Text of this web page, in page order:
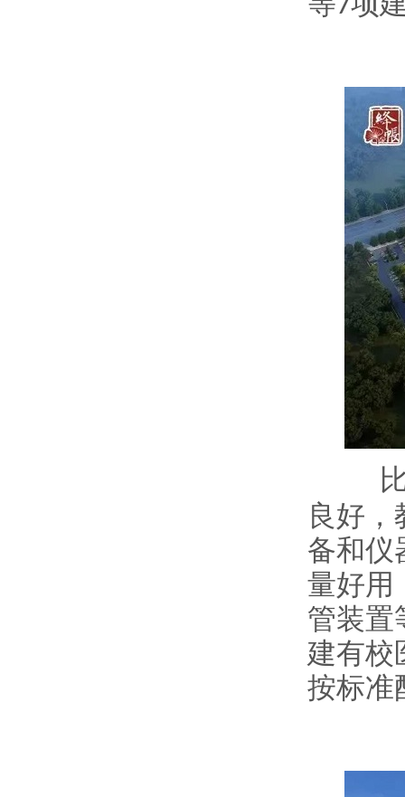
7
良好
备和仪
量好用
管装置
建有校
按标准